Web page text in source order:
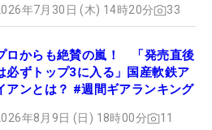
年7月30日 (木) 14時20分 33
ロからも絶賛の嵐！ 「発売直後
必ずトップ3に入る」国産軟鉄ア
アンとは？ #週間ギアランキング
年8月9日 (日) 18時00分 11